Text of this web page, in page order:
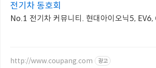
전기차 동호회
No.1 전기차 커뮤니티. 현대아이오닉5, EV6,
http://www.coupang.com 광고